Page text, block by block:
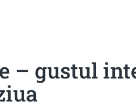
– gustul